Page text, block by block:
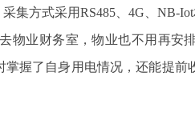
方式采用RS485、4G、NB-
业财务室，物业也不用再安
握了自身用电情况，还能提前